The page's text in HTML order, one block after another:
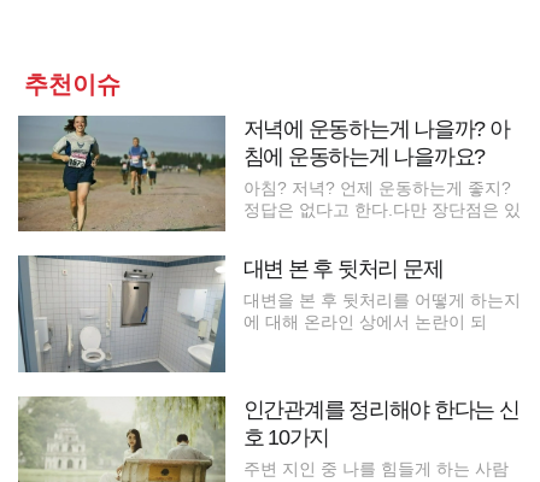
추천이슈
저녁에 운동하는게 나을까? 아
침에 운동하는게 나을까요?
아침? 저녁? 언제 운동하는게 좋지?
정답은 없다고 한다.다만 장단점은 있
대변 본 후 뒷처리 문제
대변을 본 후 뒷처리를 어떻게 하는지
에 대해 온라인 상에서 논란이 되
인간관계를 정리해야 한다는 신
호 10가지
주변 지인 중 나를 힘들게 하는 사람